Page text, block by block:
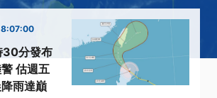
30分發布
估週五
雨達巔